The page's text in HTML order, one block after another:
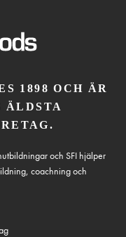
1898 OCH ÄR
ÄLDSTA
och SFI hjälper
coachning och